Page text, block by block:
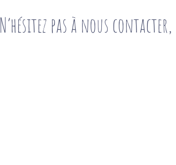
N’hésitez pas à nous